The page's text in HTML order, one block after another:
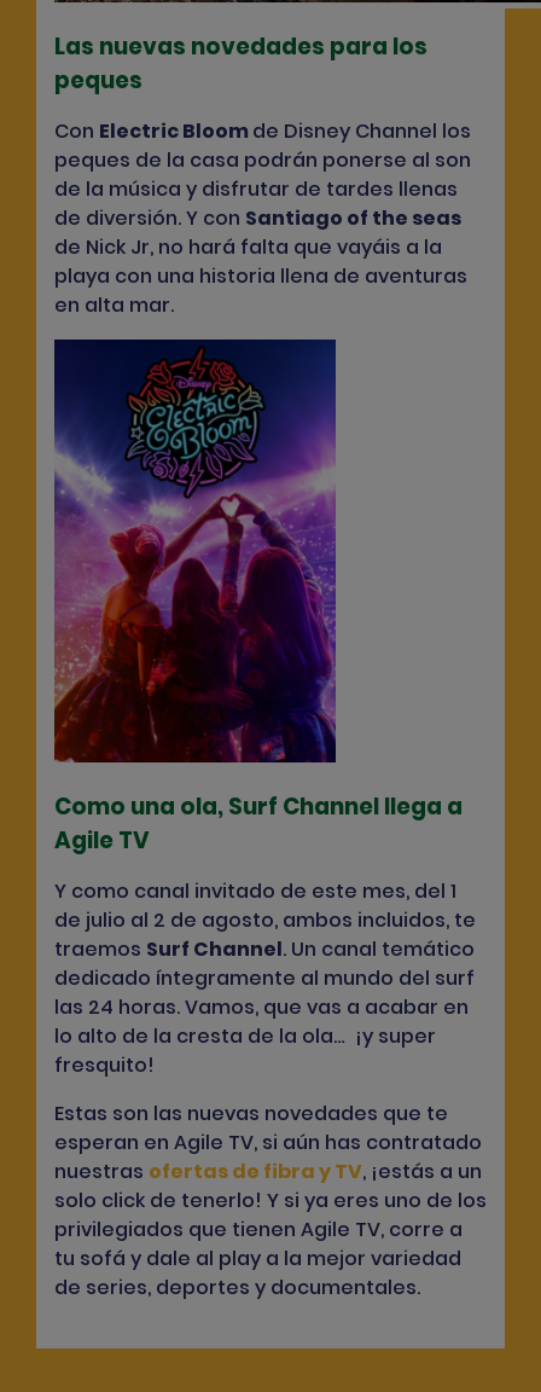
Las nuevas novedades para los
peques
Con Electric Bloomde Disney Channel los
peques de la casa podrán ponerse al son
de la música y disfrutar de tardes llenas
de diversión. Y con Santiago of the seas
de Nick Jr, no hará falta que vayáis a la
playa con una historia llena de aventuras
en alta mar.
Como una ola, Surf Channel llega a
Agile TV
Y como canal invitado de este mes, del 1
de julio al 2 de agosto, ambos incluidos, te
traemos Surf Channel. Un canal temático
dedicado íntegramente al mundo del surf
las 24 horas. Vamos, que vas a acabar en
lo alto de la cresta de la ola… ¡y super
fresquito!
Estas son las nuevas novedades que te
esperan en Agile TV, si aún has contratado
nuestras ofertas de fibra y TV, ¡estás a un
solo click de tenerlo! Y si ya eres uno de los
privilegiados que tienen Agile TV, corre a
tu sofá y dale al play a la mejor variedad
de series, deportes y documentales.